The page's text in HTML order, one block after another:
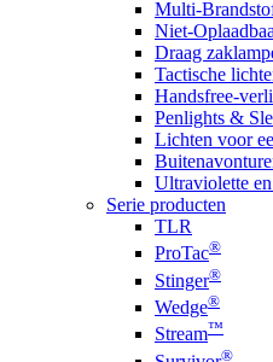
Multi-
Niet-
Draag
Tactische
Handsfree-
Penlights &
Lichten voor
Ultraviolette
Serie producten
TLR
ProTac®
Stinger®
Wedge®
Stream™
®